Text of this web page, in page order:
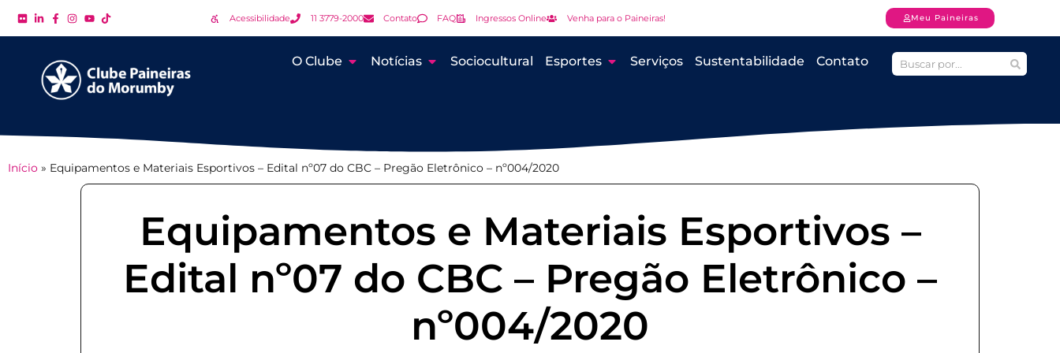
Acessibilidade 11 3779-2000 Contato FAQ Ingressos Online Venha para o Paineiras! Meu Paineiras
O Clube Notícias Sociocultural Esportes Serviços Sustentabilidade Contato
Início » Equipamentos e Materiais Esportivos – Edital nº07 do CBC – Pregão Eletrônico – nº004/2020
Equipamentos e Materiais Esportivos –
Edital nº07 do CBC – Pregão Eletrônico –
nº004/2020